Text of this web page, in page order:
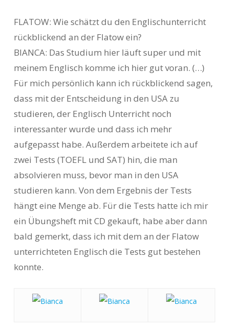
FLATOW: Wie schätzt du den Englischunterricht
rückblickend an der Flatow ein?
BIANCA: Das Studium hier läuft super und mit
meinem Englisch komme ich hier gut voran. (…)
Für mich persönlich kann ich rückblickend sagen,
dass mit der Entscheidung in den USA zu
studieren, der Englisch Unterricht noch
interessanter wurde und dass ich mehr
aufgepasst habe. Außerdem arbeitete ich auf
zwei Tests (TOEFL und SAT) hin, die man
absolvieren muss, bevor man in den USA
studieren kann. Von dem Ergebnis der Tests
hängt eine Menge ab. Für die Tests hatte ich mir
ein Übungsheft mit CD gekauft, habe aber dann
bald gemerkt, dass ich mit dem an der Flatow
unterrichteten Englisch die Tests gut bestehen
konnte.